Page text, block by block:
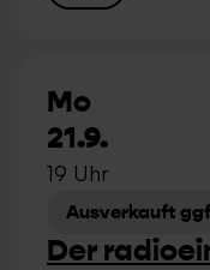
Mo
21.9.
19 Uhr
Ausverkauft
Der